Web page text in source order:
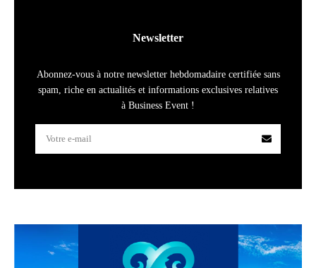
Newsletter
Abonnez-vous à notre newsletter hebdomadaire certifiée sans
spam, riche en actualités et informations exclusives relatives
à Business Event !